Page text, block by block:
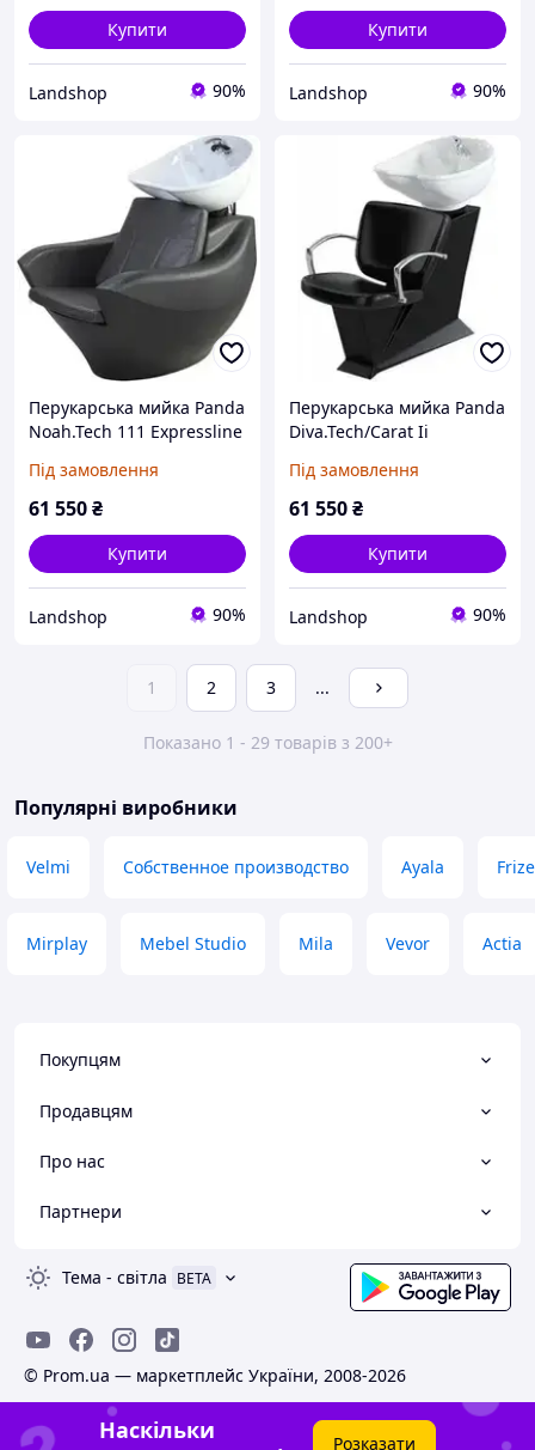
Купити
Landshop 90%
Купити
Landshop 90%
Перукарська мийка Panda
Noah.Tech 111 Expressline
Під замовлення
61 550₴
Купити
Landshop 90%
Перукарська мийка Panda
Diva.Tech/Carat Ii
Під замовлення
61 550₴
Купити
Landshop 90%
1 2 3 ...
Показано 1 - 29 товарів з 200+
Популярні виробники
Velmi Собственное производство Ayala
Mirplay Mebel Studio Mila Vevor Actia
Покупцям
Продавцям
Про нас
Партнери
Тема - світла BETA
© Prom.ua — маркетплейс України, 2008-2026
Наскільки
Розказати